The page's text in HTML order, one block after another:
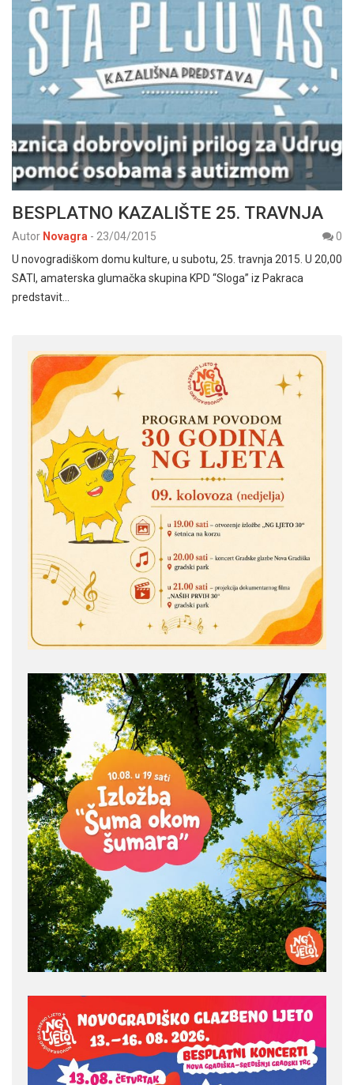
BESPLATNO KAZALIŠTE 25. TRAVNJA
Autor Novagra - 23/04/2015
0
U novogradiškom domu kulture, u subotu, 25. travnja 2015. U 20,00
SATI, amaterska glumačka skupina KPD “Sloga” iz Pakraca
predstavit…